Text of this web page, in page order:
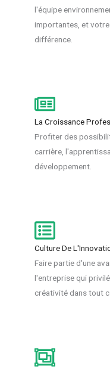
l'équipe
importantes, et
différence.
La Croissance
Profiter des
carrière,
développement.
Culture De
Faire partie d'une
l'entreprise qui
créativité dans tout